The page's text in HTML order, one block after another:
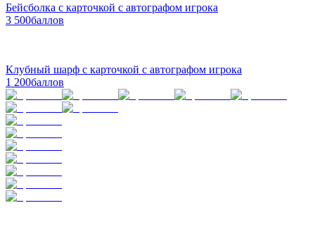
Бейсболка с карточкой с автографом игрока
3 500баллов
Клубный шарф с карточкой с автографом игрока
1 200баллов